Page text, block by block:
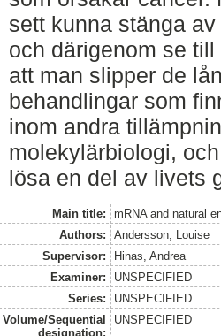
sett kunna stänga
och därigenom se
att man slipper de
behandlingar som
inom andra
molekylärbiologi,
lösa en del av livets
Main title:
mRNA and natural
Authors:
Andersson, Louise
Supervisor:
Hinas, Andrea
Examiner:
UNSPECIFIED
Series:
UNSPECIFIED
Volume/Sequential
designation:
UNSPECIFIED